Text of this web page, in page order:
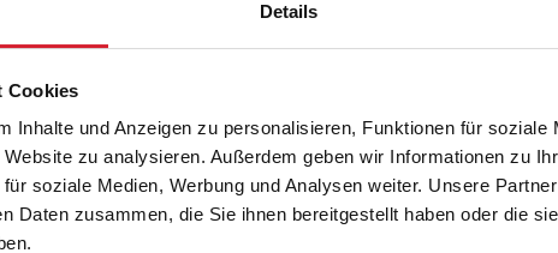
Details
Cookies
Inhalte und Anzeigen zu personalisieren, Funktionen für soziale
zu analysieren. Außerdem geben wir Informationen zu
soziale Medien, Werbung und Analysen weiter. Unsere
Daten zusammen, die Sie ihnen bereitgestellt haben oder die
einer Simulation optimal auf Ihre
Prüfung vor.
Die Prüfung absolvieren Sie online, damit sind Sie von Zeit und Ort